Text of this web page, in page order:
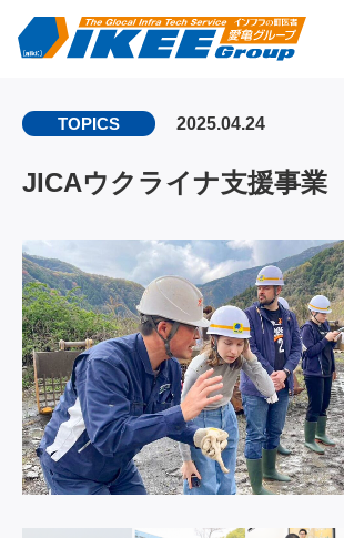
TOPICS 2025.04.24
JICAウクライナ支援事業